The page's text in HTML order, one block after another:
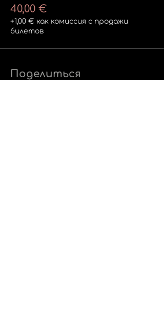
40,00 €
+1,00 € как комиссия с продажи
билетов
Поделиться